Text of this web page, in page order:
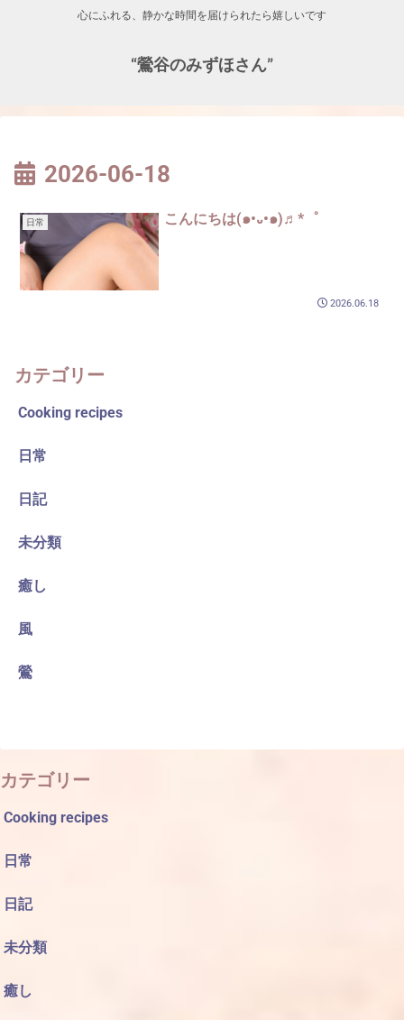
心にふれる、静かな時間を届けられたら嬉しいです
“鶯谷のみずほさん”
2026-06-18
日常 こんにちは(๑•᎑•๑)♬*゜
2026.06.18
カテゴリー
Cooking recipes
日常
日記
未分類
癒し
風
鶯
カテゴリー
Cooking recipes
日常
日記
未分類
癒し